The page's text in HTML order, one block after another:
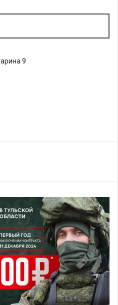
9